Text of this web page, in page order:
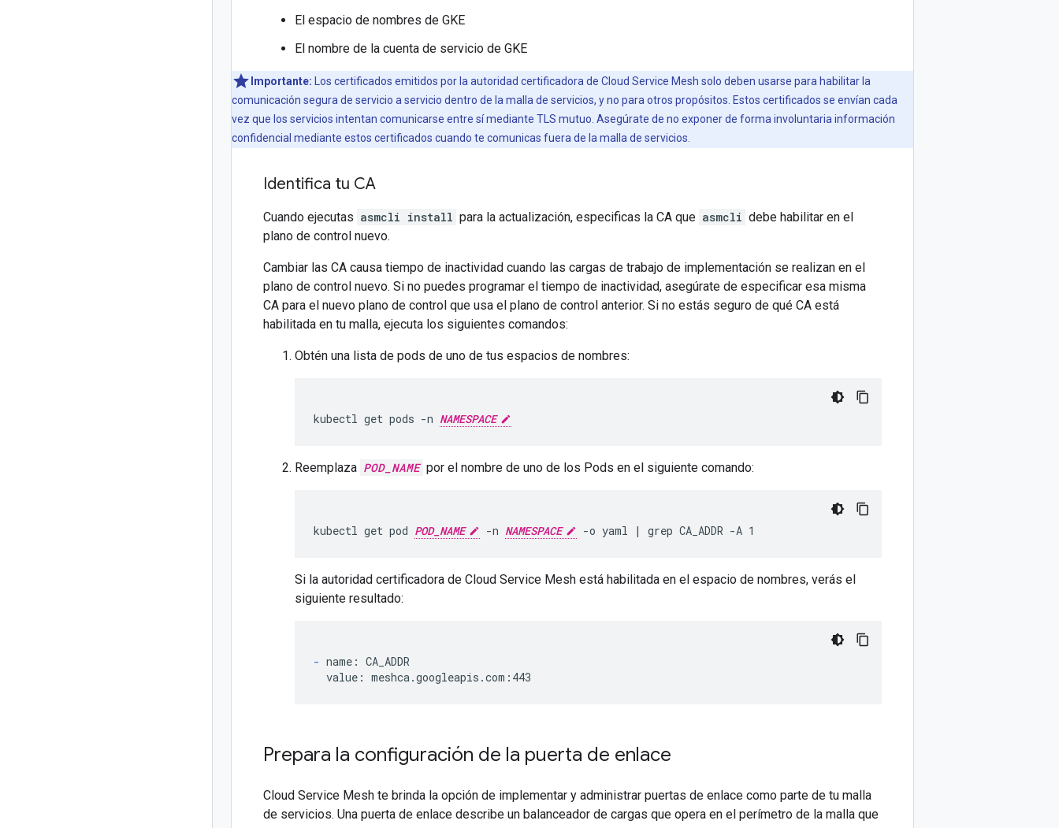
El espacio de nombres de GKE
El nombre de la cuenta de servicio de GKE
Importante: Los certificados emitidos por la autoridad certificadora de Cloud Service Mesh solo deben usarse para habilitar la
comunicación segura de servicio a servicio dentro de la malla de servicios, y no para otros propósitos. Estos certificados se envían cada
vez que los servicios intentan comunicarse entre sí mediante TLS mutuo. Asegúrate de no exponer de forma involuntaria información
confidencial mediante estos certificados cuando te comunicas fuera de la malla de servicios.
Identifica tu CA
Cuando ejecutas asmcli install para la actualización, especificas la CA que asmcli debe habilitar en el
plano de control nuevo.
Cambiar las CA causa tiempo de inactividad cuando las cargas de trabajo de implementación se realizan en el
plano de control nuevo. Si no puedes programar el tiempo de inactividad, asegúrate de especificar esa misma
CA para el nuevo plano de control que usa el plano de control anterior. Si no estás seguro de qué CA está
habilitada en tu malla, ejecuta los siguientes comandos:
Obtén una lista de pods de uno de tus espacios de nombres:
kubectl get pods -n NAMESPACE
Reemplaza POD_NAME por el nombre de uno de los Pods en el siguiente comando:
kubectl get pod POD_NAME -n NAMESPACE
Si la autoridad certificadora de Cloud Service Mesh está habilitada en el espacio de nombres, verás el
siguiente resultado:
- name: CA_ADDR
Prepara la configuración de la puerta de enlace
Cloud Service Mesh te brinda la opción de implementar y administrar puertas de enlace como parte de tu malla
de servicios. Una puerta de enlace describe un balanceador de cargas que opera en el perímetro de la malla que